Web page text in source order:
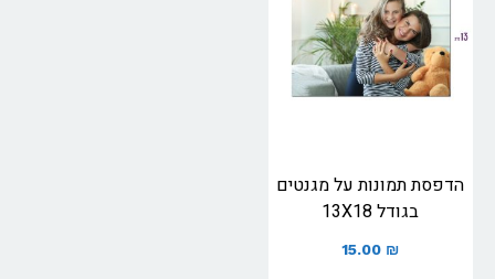
הדפסת תמונות על מגנטים
בגודל 13X18
15.00 ₪